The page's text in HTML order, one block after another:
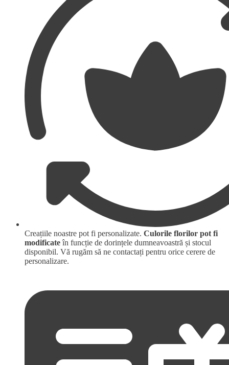
Creațiile noastre pot fi personalizate. Culorile florilor pot fi
modificateîn funcție de dorințele dumneavoastră și stocul
disponibil. Vă rugăm să ne contactați pentru orice cerere de
personalizare.